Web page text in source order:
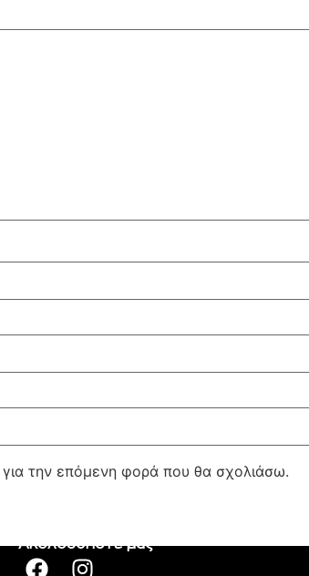
την επόμενη φορά που θα σχολιάσω.
Ακολουθήστε μας